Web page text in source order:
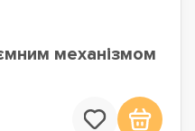
механізмом